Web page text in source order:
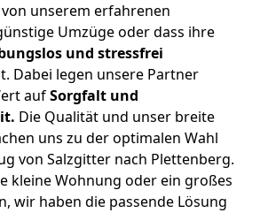
unserem erfahrenen
Umzüge oder dass ihre
und stressfrei
Dabei legen unsere Partner
aufSorgfalt und
Die Qualität und unser breite
uns zu der optimalen Wahl
von Salzgitter nach Plettenberg.
kleine Wohnung oder ein großes
wir haben die passende Lösung